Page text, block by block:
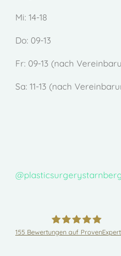
Mi: 14-18
Do: 09-13
Fr: 09-13 (nach
Sa: 11-13 (nach
155 Bewertungen auf